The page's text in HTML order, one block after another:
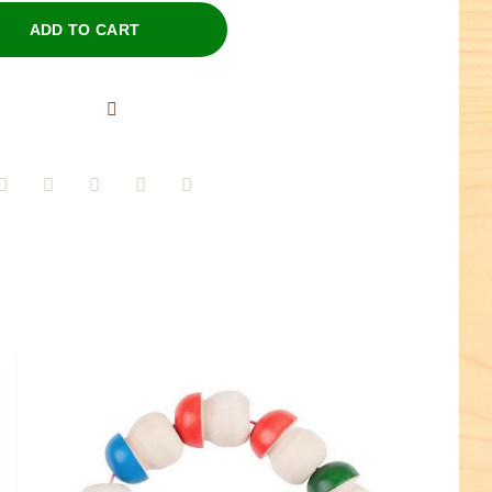
ADD TO CART